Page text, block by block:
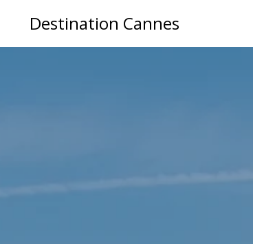
Destination Cannes